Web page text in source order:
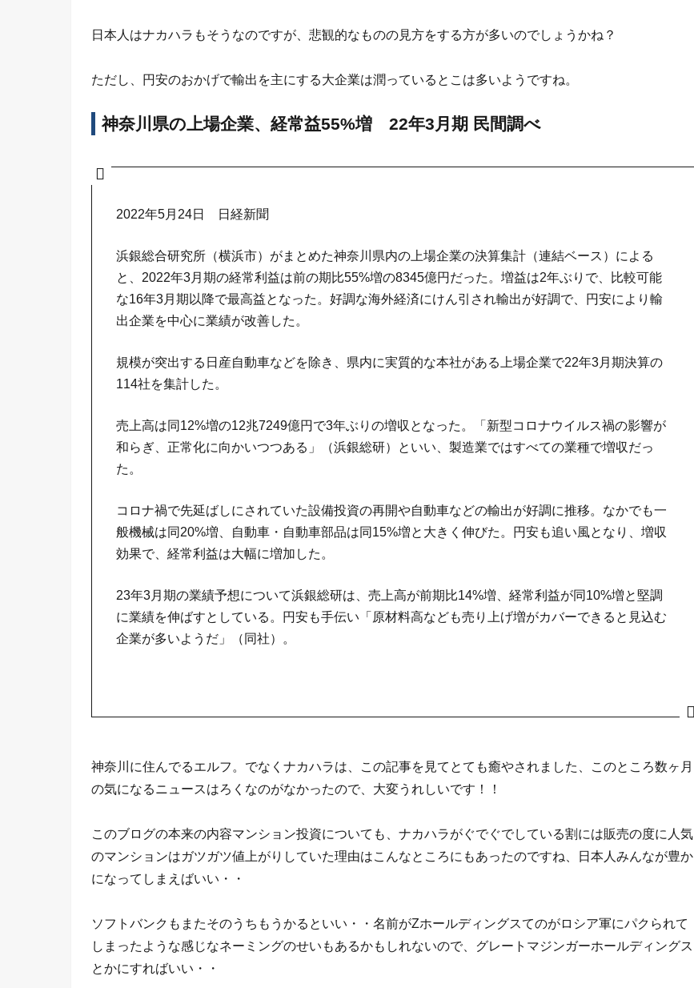
日本人はナカハラもそうなのですが、悲観的なものの見方をする方が多いのでしょうかね？
ただし、円安のおかげで輸出を主にする大企業は潤っているとこは多いようですね。
神奈川県の上場企業、経常益55%増 22年3月期 民間調べ
2022年5月24日 日経新聞
浜銀総合研究所（横浜市）がまとめた神奈川県内の上場企業の決算集計（連結ベース）による
と、2022年3月期の経常利益は前の期比55%増の8345億円だった。増益は2年ぶりで、比較可能
な16年3月期以降で最高益となった。好調な海外経済にけん引され輸出が好調で、円安により輸
出企業を中心に業績が改善した。
規模が突出する日産自動車などを除き、県内に実質的な本社がある上場企業で22年3月期決算の
114社を集計した。
売上高は同12%増の12兆7249億円で3年ぶりの増収となった。「新型コロナウイルス禍の影響が
和らぎ、正常化に向かいつつある」（浜銀総研）といい、製造業ではすべての業種で増収だっ
た。
コロナ禍で先延ばしにされていた設備投資の再開や自動車などの輸出が好調に推移。なかでも一
般機械は同20%増、自動車・自動車部品は同15%増と大きく伸びた。円安も追い風となり、増収
効果で、経常利益は大幅に増加した。
23年3月期の業績予想について浜銀総研は、売上高が前期比14%増、経常利益が同10%増と堅調
に業績を伸ばすとしている。円安も手伝い「原材料高なども売り上げ増がカバーできると見込む
企業が多いようだ」（同社）。
神奈川に住んでるエルフ。でなくナカハラは、この記事を見てとても癒やされました、このところ数ヶ月
の気になるニュースはろくなのがなかったので、大変うれしいです！！
このブログの本来の内容マンション投資についても、ナカハラがぐでぐでしている割には販売の度に人気
のマンションはガツガツ値上がりしていた理由はこんなところにもあったのですね、日本人みんなが豊か
になってしまえばいい・・
ソフトバンクもまたそのうちもうかるといい・・名前がZホールディングスてのがロシア軍にパクられて
しまったような感じなネーミングのせいもあるかもしれないので、グレートマジンガーホールディングス
とかにすればいい・・